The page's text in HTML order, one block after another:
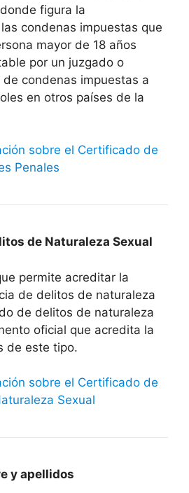
figura la
condenas impuestas que
mayor de 18 años
por un juzgado o
condenas impuestas a
en otros países de la
sobre el Certificado de
Penales
de Naturaleza Sexual
permite acreditar la
de delitos de naturaleza
de delitos de naturaleza
oficial que acredita la
de este tipo.
sobre el Certificado de
Sexual
y apellidos